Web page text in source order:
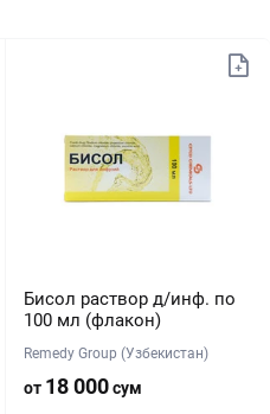
Бисол раствор д/инф. по
100 мл (флакон)
Remedy Group (Узбекистан)
от 18 000сум